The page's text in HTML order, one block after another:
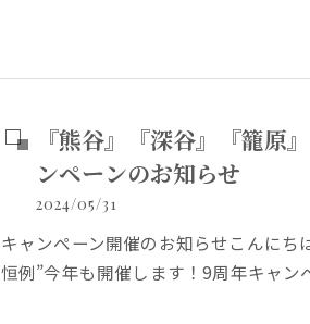
『熊谷』『深谷』『籠原
ンペーンのお知らせ
2024/05/31
キャンペーン開催のお知らせこんに
恒例”今年も開催します！9周年キャ